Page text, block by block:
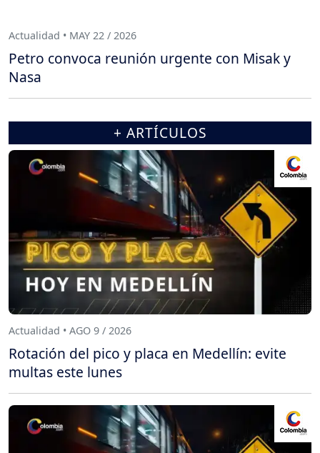
Actualidad • MAY 22 / 2026
Petro convoca reunión urgente con Misak y
Nasa
+ ARTÍCULOS
Actualidad • AGO 9 / 2026
Rotación del pico y placa en Medellín: evite
multas este lunes